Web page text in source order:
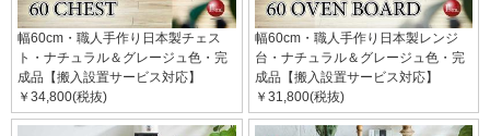
幅60cm・職人手作り日本製チェス
ト・ナチュラル＆グレージュ色・完
成品【搬入設置サービス対応】
￥34,800(税抜)
幅60cm・職人手作り日本製レンジ
台・ナチュラル＆グレージュ色・完
成品【搬入設置サービス対応】
￥31,800(税抜)